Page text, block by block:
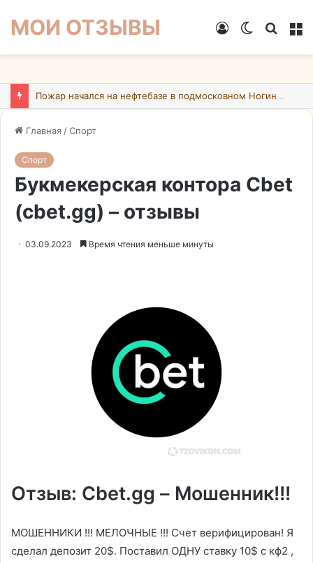
МОИ ОТЗЫВЫ
Switch
Войти
Пожар начался на нефтебазе в подмосковном Ногинске в результате атаки БПЛА ВСУ
Главная /Спорт
Спорт
Букмекерская контора Cbet
(cbet.gg) – отзывы
03.09.2023 Время чтения меньше минуты
Отзыв: Cbet.gg – Мошенник!!!
МОШЕННИКИ !!! МЕЛОЧНЫЕ !!! Счет верифицирован! Я
сделал депозит 20$. Поставил ОДНУ ставку 10$ с кф2 ,